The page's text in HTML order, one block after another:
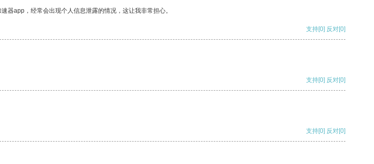
器app，经常会出现个人信息泄露的情况，这让我非常担心。
支持[0] 反对[0]
支持[0] 反对[0]
支持[0] 反对[0]